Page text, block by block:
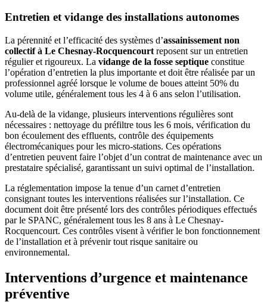
Entretien et vidange des installations autonomes
La pérennité et l’efficacité des systèmes d’assainissement non
collectif à Le Chesnay-Rocquencourt reposent sur un entretien
régulier et rigoureux. La vidange de la fosse septique constitue
l’opération d’entretien la plus importante et doit être réalisée par un
professionnel agréé lorsque le volume de boues atteint 50% du
volume utile, généralement tous les 4 à 6 ans selon l’utilisation.
Au-delà de la vidange, plusieurs interventions régulières sont
nécessaires : nettoyage du préfiltre tous les 6 mois, vérification du
bon écoulement des effluents, contrôle des équipements
électromécaniques pour les micro-stations. Ces opérations
d’entretien peuvent faire l’objet d’un contrat de maintenance avec un
prestataire spécialisé, garantissant un suivi optimal de l’installation.
La réglementation impose la tenue d’un carnet d’entretien
consignant toutes les interventions réalisées sur l’installation. Ce
document doit être présenté lors des contrôles périodiques effectués
par le SPANC, généralement tous les 8 ans à Le Chesnay-
Rocquencourt. Ces contrôles visent à vérifier le bon fonctionnement
de l’installation et à prévenir tout risque sanitaire ou
environnemental.
Interventions d’urgence et maintenance
préventive